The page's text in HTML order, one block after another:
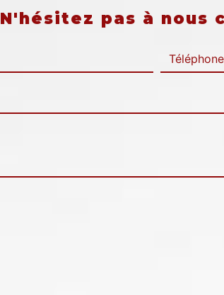
N'hésitez pas à nous